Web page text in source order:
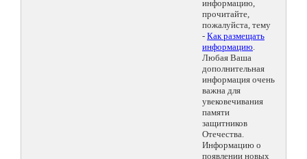
информацию,
прочитайте,
пожалуйста, тему
- Как размещать
информацию.
Любая Ваша
дополнительная
информация очень
важна для
увековечивания
памяти
защитников
Отечества.
Информацию о
появлении новых